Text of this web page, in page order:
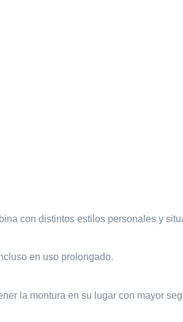
con distintos estilos personales y
en uso prolongado.
la montura en su lugar con mayor